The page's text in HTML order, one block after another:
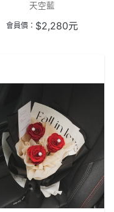
天空藍
會員價： $2,280元